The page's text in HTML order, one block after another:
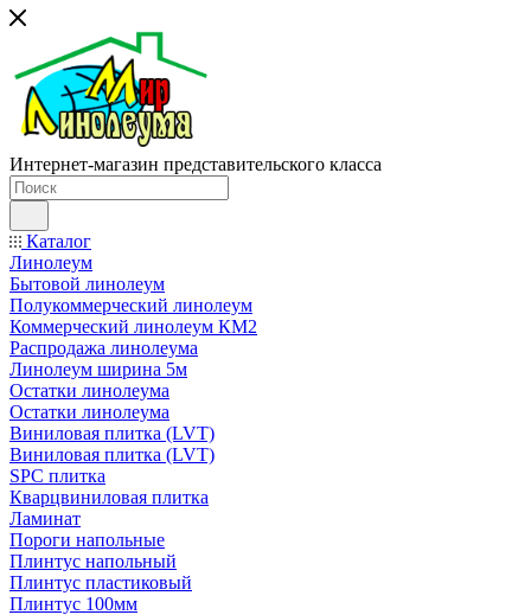
Интернет-магазин представительского класса
Каталог
Линолеум
Бытовой линолеум
Полукоммерческий линолеум
Коммерческий линолеум КМ2
Распродажа линолеума
Линолеум ширина 5м
Остатки линолеума
Остатки линолеума
Виниловая плитка (LVT)
Виниловая плитка (LVT)
SPC плитка
Кварцвиниловая плитка
Ламинат
Пороги напольные
Плинтус напольный
Плинтус пластиковый
Плинтус 100мм